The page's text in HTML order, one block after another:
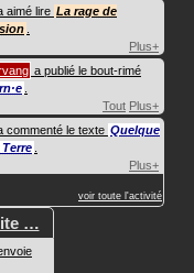
aimé lire La rage de
Plus+
a publié le bout-rimé
Tout Plus+
commenté le texte Quelque
Plus+
voir toute l'activité
…